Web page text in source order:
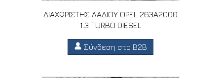
ΔΙΑΧΩΡΙΣΤΗΣ ΛΑΔΙΟΥ OPEL 263A2000
1.3 TURBO DIESEL
Σύνδεση στο B2B